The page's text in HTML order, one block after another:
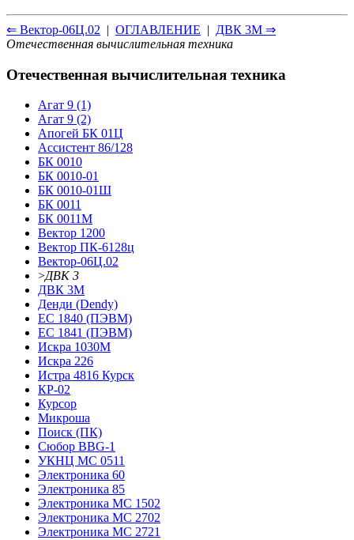
⇐ Вектор-06Ц.02 | ОГЛАВЛЕНИЕ | ДВК 3М ⇒
Отечественная вычислительная техника
Отечественная вычислительная техника
Агат 9 (1)
Агат 9 (2)
Апогей БК 01Ц
Ассистент 86/128
БК 0010
БК 0010-01
БК 0010-01Ш
БК 0011
БК 0011М
Вектор 1200
Вектор ПК-6128ц
Вектор-06Ц.02
>ДВК 3
ДВК 3М
Денди (Dendy)
ЕС 1840 (ПЭВМ)
ЕС 1841 (ПЭВМ)
Искра 1030М
Искра 226
Истра 4816 Курск
КР-02
Курсор
Микроша
Поиск (ПК)
Сюбор BBG-1
УКНЦ МС 0511
Электроника 60
Электроника 85
Электроника МС 1502
Электроника МС 2702
Электроника МС 2721